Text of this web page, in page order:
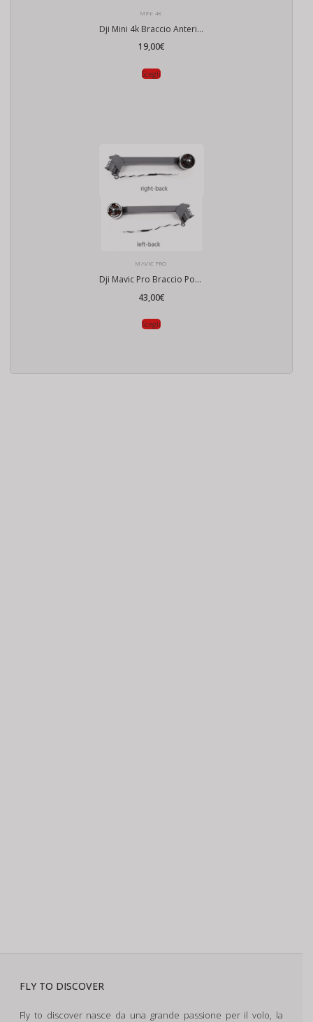
MINI 4K
Dji Mini 4k Braccio Anteriore
19,00€
Scegli
MAVIC PRO
Dji Mavic Pro Braccio Posteriore
43,00€
Scegli
FLY TO DISCOVER
Fly to discover nasce da una grande passione per il volo, la